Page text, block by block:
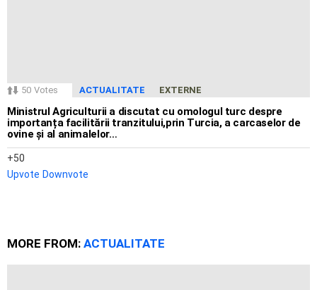
50 Votes ACTUALITATE EXTERNE
Ministrul Agriculturii a discutat cu omologul turc despre
importanța facilitării tranzitului,prin Turcia, a carcaselor de
ovine și al animalelor…
50
Upvote Downvote
MORE FROM: ACTUALITATE